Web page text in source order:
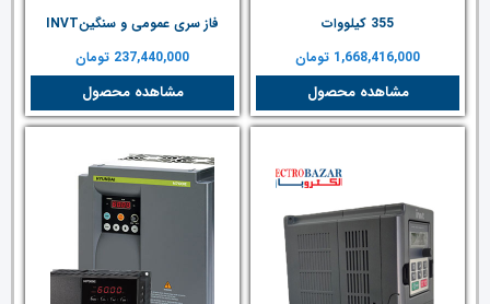
355 کیلووات
1,668,416,000 تومان
مشاهده محصول
فاز سری عمومی و سنگینINVT
237,440,000 تومان
مشاهده محصول